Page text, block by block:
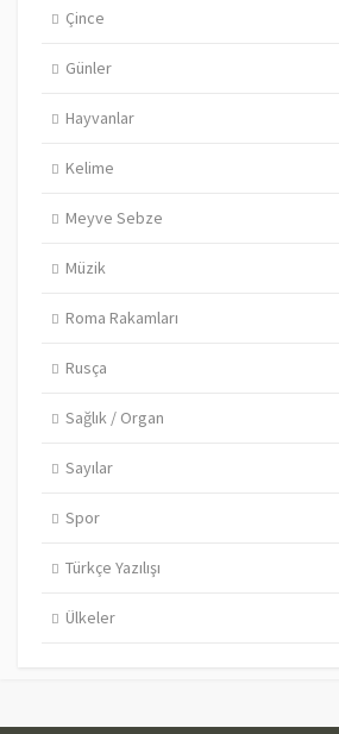
Çince
Günler
Hayvanlar
Kelime
Meyve Sebze
Müzik
Roma Rakamları
Rusça
Sağlık / Organ
Sayılar
Spor
Türkçe Yazılışı
Ülkeler